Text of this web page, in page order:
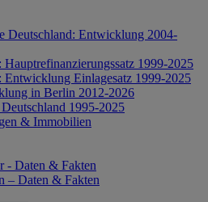
Deutschland: Entwicklung 2004-
1999-2025
Einlagesatz 1999-2025
in Berlin 2012-2026
1995-2025
& Immobilien
- Daten & Fakten
– Daten & Fakten